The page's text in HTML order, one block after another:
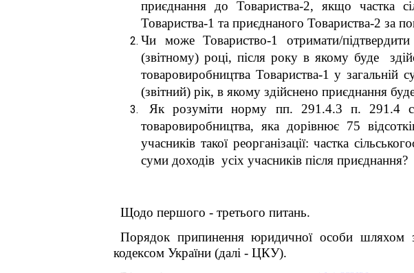
приєднання до Товариства-2, якщо частка
Товариства-1 та приєднаного Товариства-2 за
Чи може Товариство-1 отримати/
(звітному) році, після року в якому буде
товаровиробництва Товариства-1 у загальній
(звітний) рік, в якому здійснено приєднання
Як розуміти норму пп. 291.4.3 п. 291.4
товаровиробництва, яка дорівнює 75
учасників такої реорганізації: частка
суми доходів усіх учасників після приєднання?
Щодо першого - третього питань.
Порядок припинення юридичної особи шляхом
кодексом України (далі - ЦКУ).